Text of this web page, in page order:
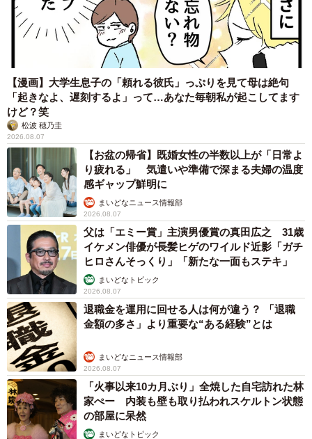
【漫画】大学生息子の「頼れる彼氏」っぷりを見て母は絶句
「起きなよ、遅刻するよ」って…あなた毎朝私が起こしてます
けど？笑
松波 穂乃圭
2026.08.07
【お盆の帰省】既婚女性の半数以上が「日常よ
り疲れる」 気遣いや準備で深まる夫婦の温度
感ギャップ鮮明に
まいどなニュース情報部
2026.08.07
父は「エミー賞」主演男優賞の真田広之 31歳
イケメン俳優が長髪ヒゲのワイルド近影「ガチ
ヒロさんそっくり」「新たな一面もステキ」
まいどなトピック
2026.08.07
退職金を運用に回せる人は何が違う？ 「退職
金額の多さ」より重要な“ある経験”とは
まいどなニュース情報部
2026.08.07
「火事以来10カ月ぶり」全焼した自宅訪れた林
家ぺー 内装も壁も取り払われスケルトン状態
の部屋に呆然
まいどなトピック